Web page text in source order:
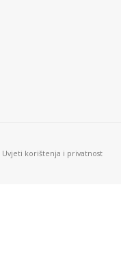
Uvjeti korištenja i privatnost